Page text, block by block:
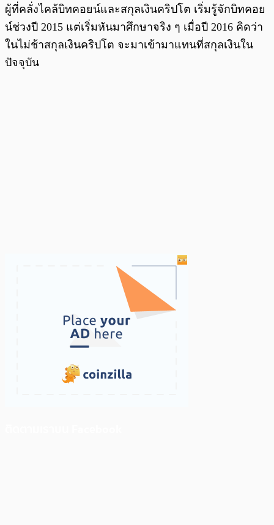
ผู้ที่คลั่งไคล้บิทคอยน์และสกุลเงินคริปโต เริ่มรู้จักบิทคอย
น์ช่วงปี 2015 แต่เริ่มหันมาศึกษาจริง ๆ เมื่อปี 2016 คิดว่า
ในไม่ช้าสกุลเงินคริปโต จะมาเข้ามาแทนที่สกุลเงินใน
ปัจจุบัน